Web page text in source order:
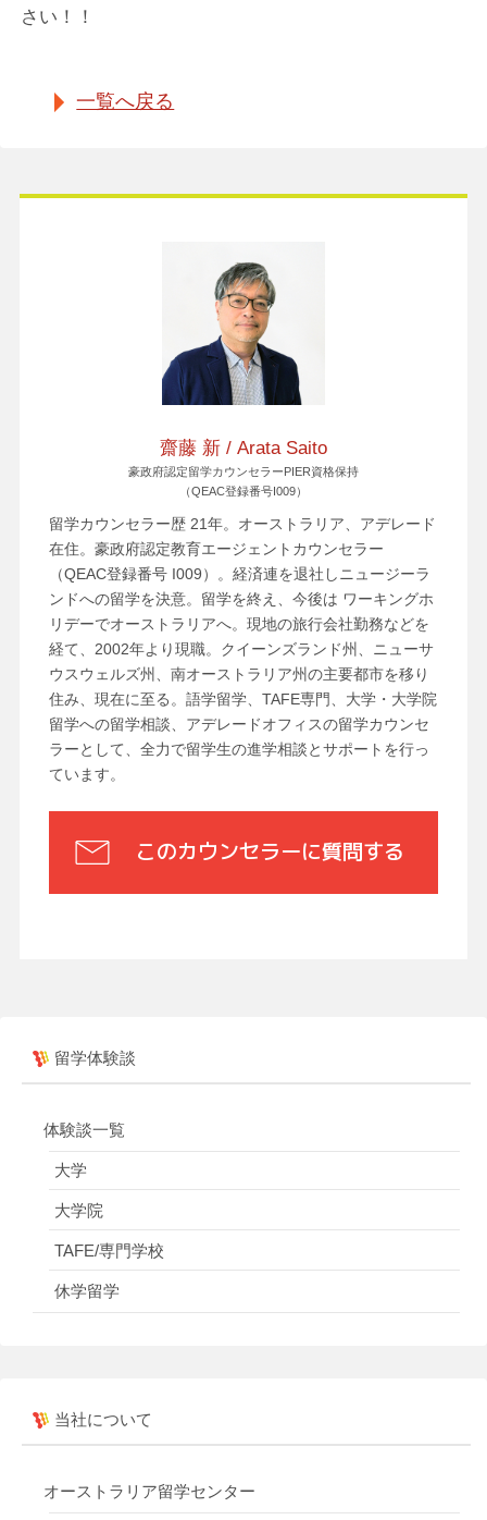
さい！！
一覧へ戻る
齋藤 新 / Arata Saito
豪政府認定留学カウンセラーPIER資格保持
（QEAC登録番号I009）
留学カウンセラー歴 21年。オーストラリア、アデレード
在住。豪政府認定教育エージェントカウンセラー
（QEAC登録番号 I009）。経済連を退社しニュージーラ
ンドへの留学を決意。留学を終え、今後は ワーキングホ
リデーでオーストラリアへ。現地の旅行会社勤務などを
経て、2002年より現職。クイーンズランド州、ニューサ
ウスウェルズ州、南オーストラリア州の主要都市を移り
住み、現在に至る。語学留学、TAFE専門、大学・大学院
留学への留学相談、アデレードオフィスの留学カウンセ
ラーとして、全力で留学生の進学相談とサポートを行っ
ています。
このカウンセラーに質問する
留学体験談
体験談一覧
大学
大学院
TAFE/専門学校
休学留学
当社について
オーストラリア留学センター